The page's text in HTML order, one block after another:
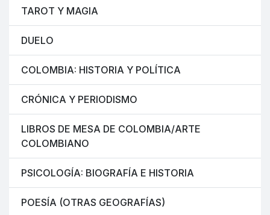
TAROT Y MAGIA
DUELO
COLOMBIA: HISTORIA Y POLÍTICA
CRÓNICA Y PERIODISMO
LIBROS DE MESA DE COLOMBIA/ARTE
COLOMBIANO
PSICOLOGÍA: BIOGRAFÍA E HISTORIA
POESÍA (OTRAS GEOGRAFÍAS)